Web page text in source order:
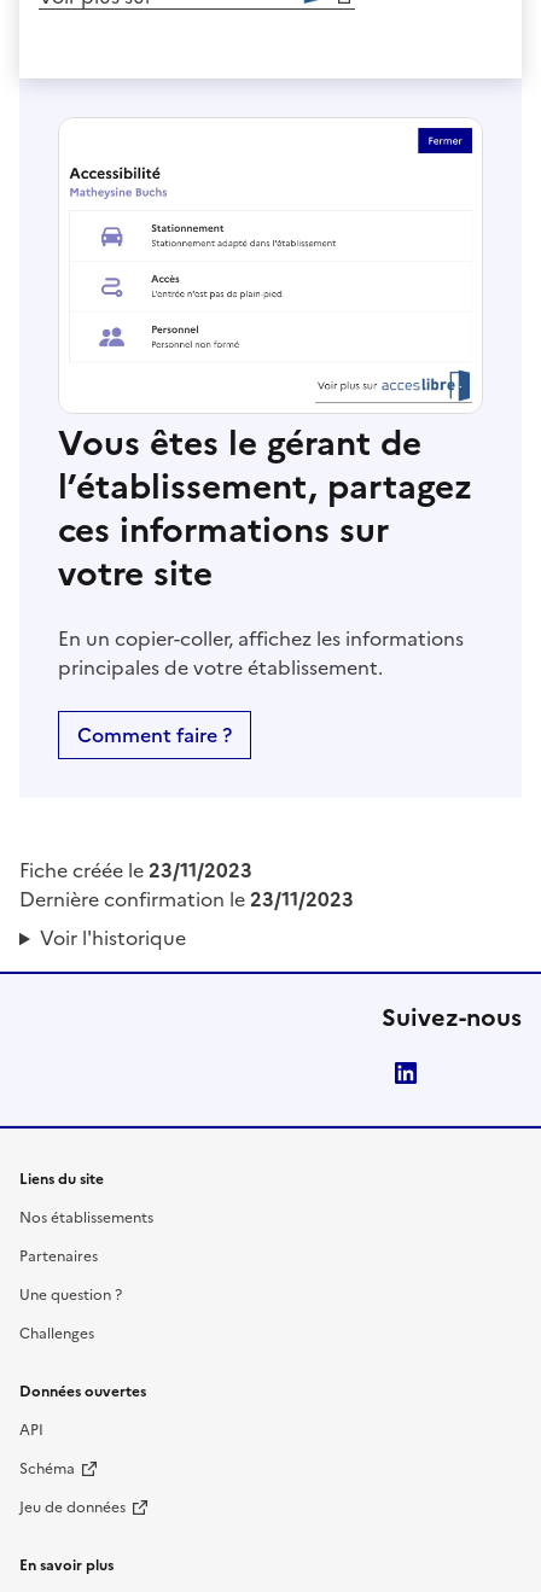
Vous êtes le gérant de
l’établissement, partagez
ces informations sur
votre site
En un copier-coller, affichez les informations
principales de votre établissement.
Comment faire ?
Fiche créée le23/11/2023
Dernière confirmation le23/11/2023
Voir l'historique
Suivez-nous
Liens du site
Nos établissements
Partenaires
Une question ?
Challenges
Données ouvertes
API
Schéma
Jeu de données
En savoir plus